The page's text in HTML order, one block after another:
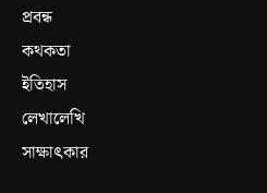
প্রবন্ধ
কথকতা
ইতিহাস
লেখালেখি
সাক্ষাৎকার